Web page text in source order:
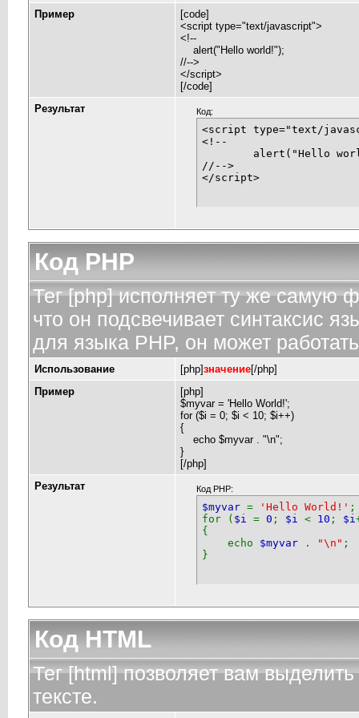
Пример
[code]
<script type="text/javascript">
<!--
alert("Hello world!");
//-->
</script>
[/code]
Результат
Код:
<script type="text/
<!--
//-->
</script>
Код PHP
Тег [php] исполняет ту же самую
что он подсвечивает синтаксис
для языка PHP, он может
Использование [php]значение[/php]
Пример
[php]
$myvar = 'Hello World!';
for ($i = 0; $i < 10; $i++)
{
echo $myvar . "\n";
}
[/php]
Результат
Код PHP:
$myvar = 'Hello World!' ;
for ( $i = 0 ; $i < 10 ; $i
{
echo $myvar . "\n" ;
}
Код HTML
Тег [html] позволяет вам
тексте.